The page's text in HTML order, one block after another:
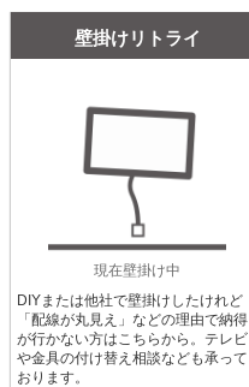
壁掛けリトライ
現在壁掛け中
DIYまたは他社で壁掛けしたけれど
「配線が丸見え」などの理由で納得
が行かない方はこちらから。テレビ
や金具の付け替え相談なども承って
おります。